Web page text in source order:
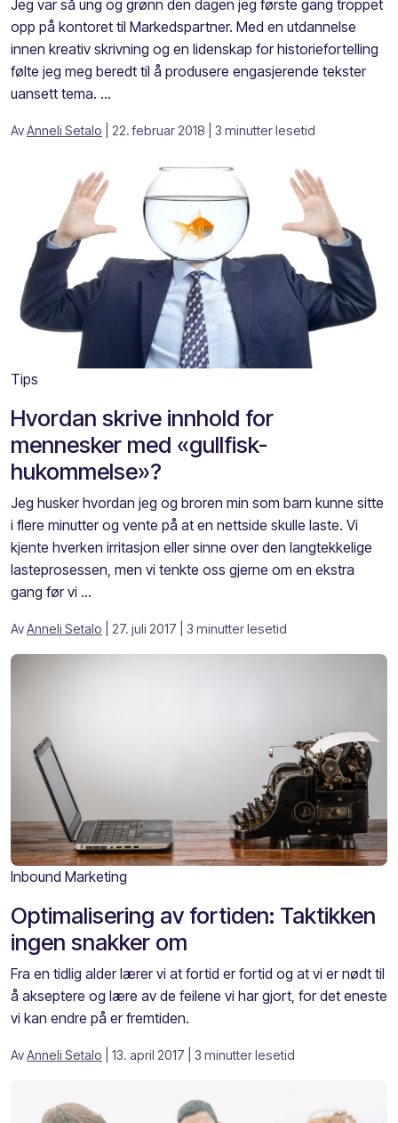
Jeg var så ung og grønn den dagen jeg første gang troppet
opp på kontoret til Markedspartner. Med en utdannelse
innen kreativ skrivning og en lidenskap for historiefortelling
følte jeg meg beredt til å produsere engasjerende tekster
uansett tema. ...
AvAnneli Setalo | 22. februar 2018 | 3 minutter lesetid
Tips
Hvordan skrive innhold for
mennesker med «gullfisk-
hukommelse»?
Jeg husker hvordan jeg og broren min som barn kunne sitte
i flere minutter og vente på at en nettside skulle laste. Vi
kjente hverken irritasjon eller sinne over den langtekkelige
lasteprosessen, men vi tenkte oss gjerne om en ekstra
gang før vi ...
AvAnneli Setalo | 27. juli 2017 | 3 minutter lesetid
Inbound Marketing
Optimalisering av fortiden: Taktikken
ingen snakker om
Fra en tidlig alder lærer vi at fortid er fortid og at vi er nødt til
å akseptere og lære av de feilene vi har gjort, for det eneste
vi kan endre på er fremtiden.
AvAnneli Setalo | 13. april 2017 | 3 minutter lesetid